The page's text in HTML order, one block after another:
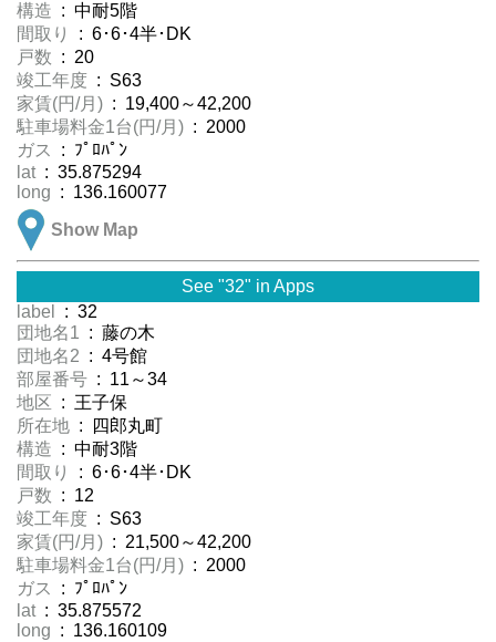
構造 : 中耐5階
間取り
: 6･6･4半･DK
戸数 : 20
竣工年度 : S63
家賃(円/月) : 19,400～42,200
駐車場料金1台(円/月) : 2000
ガス
: ﾌﾟﾛﾊﾟﾝ
lat : 35.875294
long : 136.160077
Show Map
See "32" in Apps
label
: 32
団地名1 : 藤の木
団地名2 : 4号館
部屋番号 : 11～34
地区 : 王子保
所在地 : 四郎丸町
構造 : 中耐3階
間取り
: 6･6･4半･DK
戸数 : 12
竣工年度 : S63
家賃(円/月) : 21,500～42,200
駐車場料金1台(円/月) : 2000
ガス
: ﾌﾟﾛﾊﾟﾝ
lat : 35.875572
long : 136.160109